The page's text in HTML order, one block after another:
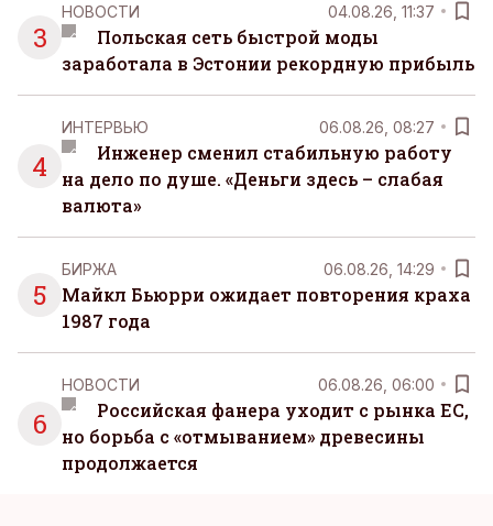
3
НОВОСТИ 04.08.26, 11:37
Польская сеть быстрой моды
заработала в Эстонии рекордную прибыль
4
ИНТЕРВЬЮ 06.08.26, 08:27
Инженер сменил стабильную работу
на дело по душе. «Деньги здесь – слабая
валюта»
5
БИРЖА 06.08.26, 14:29
Майкл Бьюрри ожидает повторения краха
1987 года
6
НОВОСТИ 06.08.26, 06:00
Российская фанера уходит с рынка ЕС,
но борьба с «отмыванием» древесины
продолжается